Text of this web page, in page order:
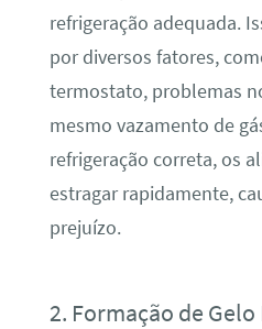
refrigeração adequada.
por diversos fatores,
termostato, problemas
mesmo vazamento de
refrigeração correta, os
estragar rapidamente,
prejuízo.
2. Formação de Gelo